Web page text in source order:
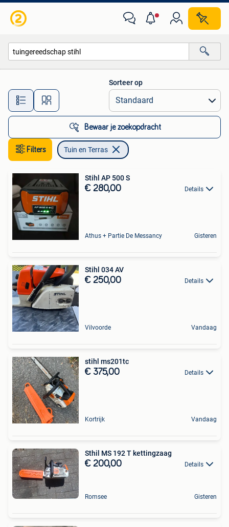
Alle afstanden…
Sorteer op
Bewaar je zoekopdracht
Filters Tuin en Terras
Stihl AP 500 S
€ 280,00 Details
Athus + Partie De Messancy Gisteren
Stihl 034 AV
€ 250,00 Details
Vilvoorde Vandaag
stihl ms201tc
€ 375,00 Details
Kortrijk Vandaag
Sthil MS 192 T kettingzaag
€ 200,00 Details
Romsee Gisteren